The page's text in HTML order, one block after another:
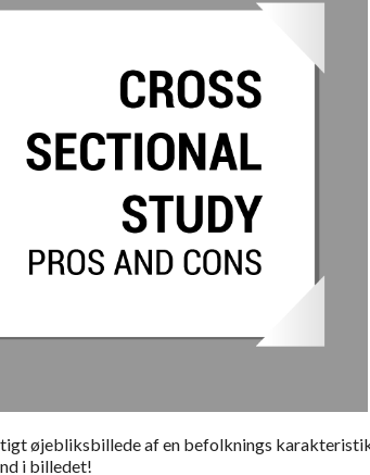
øjebliksbillede af en befolknings
i billedet!